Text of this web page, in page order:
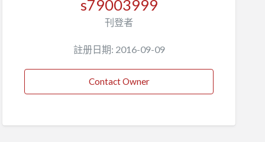
s79003999
刊登者
註册日期: 2016-09-09
Contact Owner